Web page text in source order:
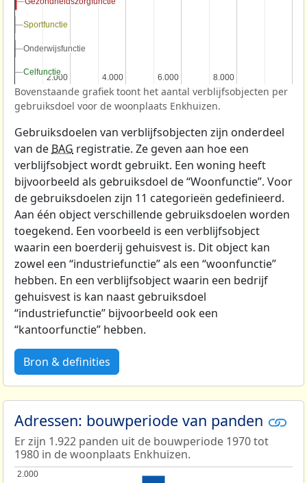
2.000
2.000 4.000
4.000 6.000
6.000 8.000
8.000
Sportfunctie
Sportfunctie
Onderwijsfunctie
Onderwijsfunctie
Celfunctie
Celfunctie
Bovenstaande grafiek toont het aantal verblijfsobjecten per
gebruiksdoel voor de woonplaats Enkhuizen.
Gebruiksdoelen van verblijfsobjecten zijn onderdeel
van de BAG registratie. Ze geven aan hoe een
verblijfsobject wordt gebruikt. Een woning heeft
bijvoorbeeld als gebruiksdoel de “Woonfunctie”. Voor
de gebruiksdoelen zijn 11 categorieën gedefinieerd.
Aan één object verschillende gebruiksdoelen worden
toegekend. Een voorbeeld is een verblijfsobject
waarin een boerderij gehuisvest is. Dit object kan
zowel een “industriefunctie” als een “woonfunctie”
hebben. En een verblijfsobject waarin een bedrijf
gehuisvest is kan naast gebruiksdoel
“industriefunctie” bijvoorbeeld ook een
“kantoorfunctie” hebben.
Bron & definities
Adressen: bouwperiode van panden
Er zijn 1.922 panden uit de bouwperiode 1970 tot
1980 in de woonplaats Enkhuizen.
2.000
2.000